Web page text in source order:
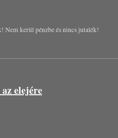
Nem kerül pénzbe és nincs jutalék!
elejére